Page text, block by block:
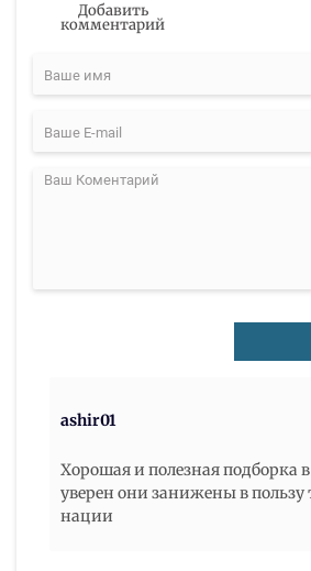
Добавить
комментарий
ashir01
Хорошая и полезная подборка
уверен они занижены в пользу
нации